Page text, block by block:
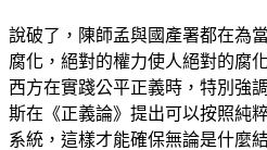
說破了，陳師孟與國產署都在為
腐化，絕對的權力使人絕對的腐
西方在實踐公平正義時，特別強
斯在《正義論》提出可以按照純
系統，這樣才能確保無論是什麼